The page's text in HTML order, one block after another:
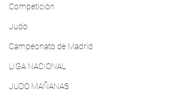
Competición
Judo
Campeonato de Madrid
LIGA NACIONAL
JUDO MAÑANAS